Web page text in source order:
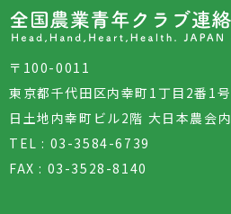
〒100-0011
東京都千代田区内幸町1丁目2番1号
日土地内幸町ビル2階 大日本農会内
TEL : 03-3584-6739
FAX : 03-3528-8140